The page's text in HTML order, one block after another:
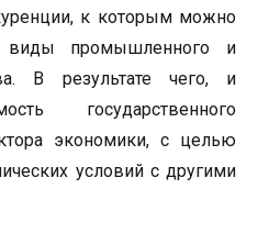
к которым можно
виды промышленного и
В результате чего, и
государственного
экономики, с целью
условий с другими